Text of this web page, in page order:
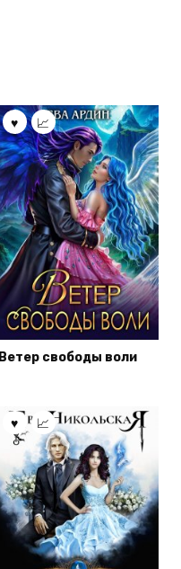
Ветер свободы воли